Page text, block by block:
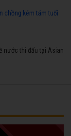
chồng kém tám tuổi
nước thi đấu tại Asian